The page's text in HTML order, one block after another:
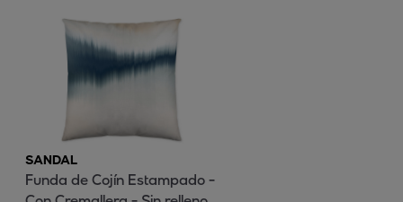
SANDAL
Funda de Cojín Estampado -